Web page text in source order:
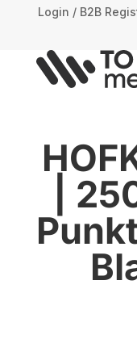
Login / B2B
|